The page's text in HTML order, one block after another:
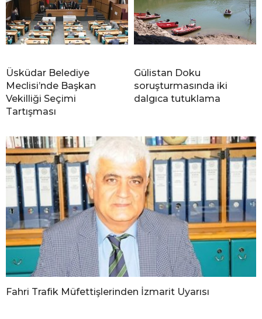
Üsküdar Belediye
Meclisi’nde Başkan
Vekilliği Seçimi
Tartışması
Gülistan Doku
soruşturmasında iki
dalgıca tutuklama
Fahri Trafik Müfettişlerinden İzmarit Uyarısı